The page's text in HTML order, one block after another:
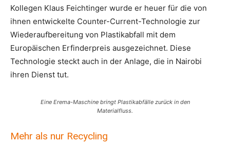
Kollegen Klaus Feichtinger wurde er heuer für die von
ihnen entwickelte Counter-Current-Technologie zur
Wiederaufbereitung von Plastikabfall mit dem
Europäischen Erfinderpreis ausgezeichnet. Diese
Technologie steckt auch in der Anlage, die in Nairobi
ihren Dienst tut.
Eine Erema-Maschine bringt Plastikabfälle zurück in den
Materialfluss.
Mehr als nur Recycling